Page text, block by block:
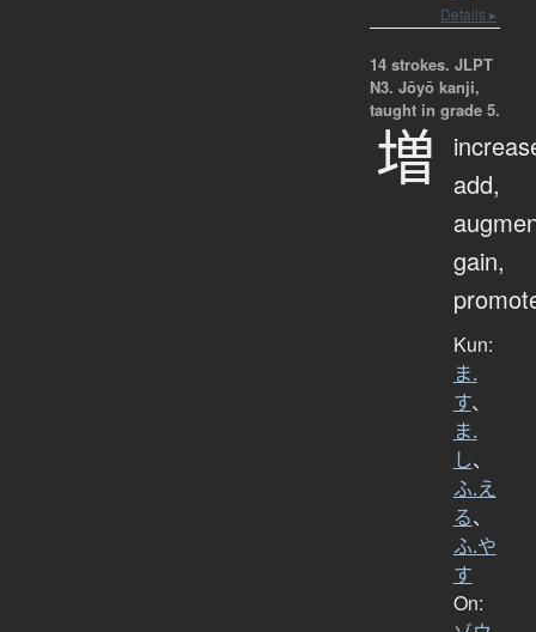
Details ▸
14 strokes. JLPT
N3. Jōyō kanji,
taught in grade 5.
増
add,
gain,
Kun:
ま.
す、
ま.
し、
ふ.え
る、
ふ.や
す
On: